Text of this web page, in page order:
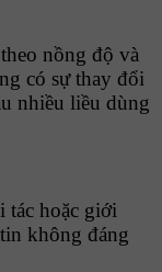
nồng độ và
có sự thay đổi
nhiều liều dùng
tác hoặc giới
không đáng